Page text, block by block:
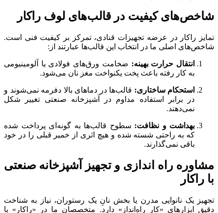
شاخص‌های کیفیت در قالب‌های لوف راکار
تمایز راکار در عرضه تجهیزات قنادی، تمرکز بر کیفیت فنی است.
شاخص‌های اصلی ما در انتخاب این قالب‌ها عبارتند از:
انتقال حرارت بهینه: ضخامت ورق‌های فولادی یا آلومینیومی
به کار رفته باعث پخت یکنواخت مغز نان می‌شود.
استحکام ساختاری: قالب‌ها در دماهای بالا دفرمه نمی‌شوند و
در برابر استفاده مداوم در آشپزخانه صنعتی تغییر شکل
نمی‌دهند.
بهداشت و نظافت: سطوح قالب‌ها به گونه‌ای پرداخت شده
که به راحتی شسته شده و هیچ اثری از خمیر قبلی را در خود
باقی نمی‌گذارند.
مشاوره راه اندازی و تجهیز آشپزخانه صنعتی
با راکار
تجهیز یک نانوایی مدرن یا بخش نانِ یک رستوران، نیاز به شناخت
دقیقِ ابزارهای «کار راه‌انداز» دارد. متخصصان ما در «راکار» با